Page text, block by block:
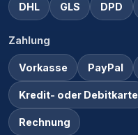
DHL GLS DPD
Zahlung
Vorkasse PayPal
Kredit- oder Debitkarte
Rechnung